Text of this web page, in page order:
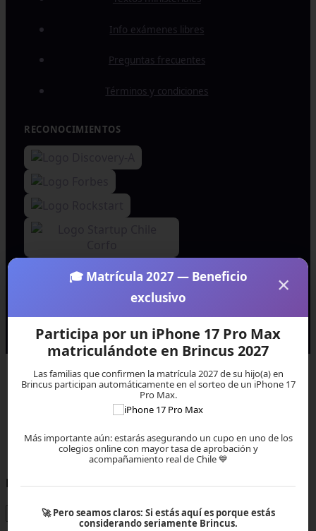
Info exámenes libres
Preguntas frecuentes
Términos y condiciones
RECONOCIMIENTOS
Todos los derechos reservados © 2027 EVEREST EDTECH
×
Rut o Email
×
🎓 Matrícula 2027 — Beneficio
exclusivo
Participa por un iPhone 17 Pro Max
matriculándote en Brincus 2027
Las familias que confirmen la matrícula 2027 de su hijo(a) en
Brincus participan automáticamente en el sorteo de un iPhone 17
Pro Max.
Más importante aún: estarás asegurando un cupo en uno de los
colegios online con mayor tasa de aprobación y
acompañamiento real de Chile 💙
🚀Pero seamos claros: Si estás aquí es porque estás
considerando seriamente Brincus.